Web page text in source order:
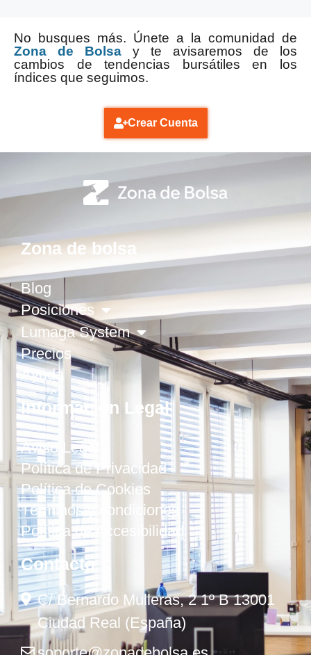
No busques más. Únete a la comunidad de
Zona de Bolsa y te avisaremos de los
cambios de tendencias bursátiles en los
índices que seguimos.
Crear Cuenta
Zona de bolsa
Blog
Posiciones
Lumaga System
Precios
Ayuda
Información Legal
Aviso Legal
Política de Privacidad
Política de Cookies
Términos y condiciones
Política de Accesibilidad
Contacto
C/ Bernardo Mulleras, 2 1º B 13001
Ciudad Real (España)